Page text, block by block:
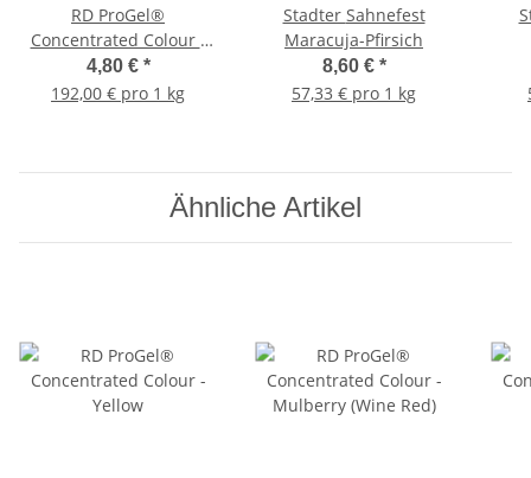
RD ProGel®
Concentrated Colour -
Holly Green
4,80 € *
192,00 € pro 1 kg
Stadter Sahnefest
Maracuja-Pfirsich
8,60 € *
57,33 € pro 1 kg
Ähnliche Artikel